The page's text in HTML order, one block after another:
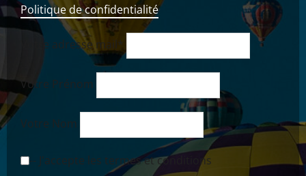
Politique de confidentialité
Votre adresse mail*
Votre Prénom
Votre Nom
-- J'accepte les termes et conditions